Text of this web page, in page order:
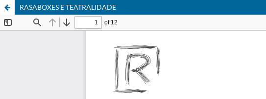
RASABOXES E TEATRALIDADE